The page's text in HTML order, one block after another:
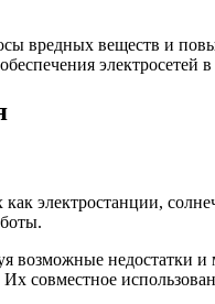
вредных веществ и
электросетей
электростанции,
возможные недостатки